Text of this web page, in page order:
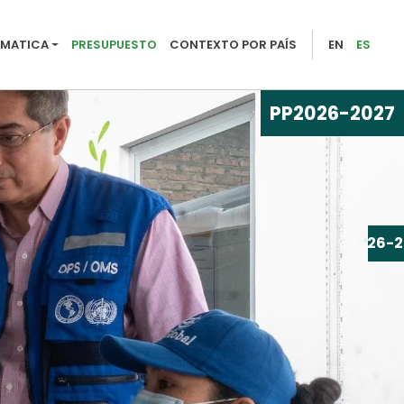
2027PRESUPUESTO CONTEXTO POR PAÍS EN ES
PP2026-2027
PP 2026-